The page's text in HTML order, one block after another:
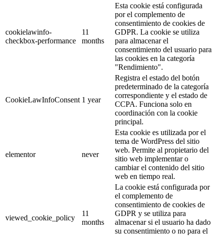
cookielawinfo-
checkbox-performance
11
months
Esta cookie está configurada
por el complemento de
consentimiento de cookies de
GDPR. La cookie se utiliza
para almacenar el
consentimiento del usuario para
las cookies en la categoría
"Rendimiento".
CookieLawInfoConsent 1 year
Registra el estado del botón
predeterminado de la categoría
correspondiente y el estado de
CCPA. Funciona solo en
coordinación con la cookie
principal.
elementor never
Esta cookie es utilizada por el
tema de WordPress del sitio
web. Permite al propietario del
sitio web implementar o
cambiar el contenido del sitio
web en tiempo real.
viewed_cookie_policy
11
months
La cookie está configurada por
el complemento de
consentimiento de cookies de
GDPR y se utiliza para
almacenar si el usuario ha dado
su consentimiento o no para el